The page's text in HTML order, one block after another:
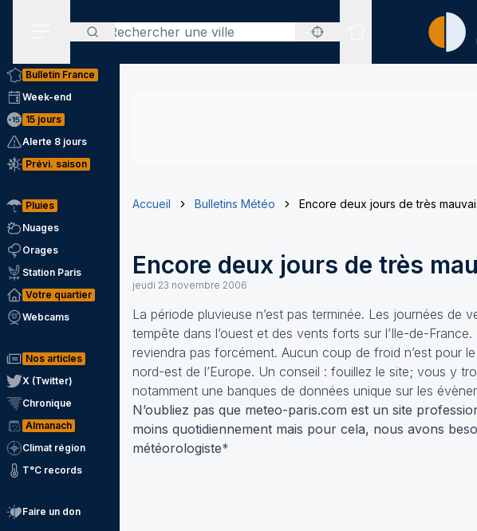
Rechercher
Sites expertisés
Bulletin France
Week-end
15 jours
Alerte 8 jours
Prévi. saison
Pluies
Nuages
Orages
Station Paris
Votre quartier
Webcams
Nos articles
X (Twitter)
Chronique
Almanach
Climat région
T°C records
Faire un don
Accueil Bulletins Météo Encore deux jours de très
Encore deux jours de très
jeudi 23 novembre 2006
La période pluvieuse n’est pas terminée. Les journées
tempête dans l’ouest et des vents forts sur l’Ile-de-
reviendra pas forcément. Aucun coup de froid n’est pour
nord-est de l’Europe. Un conseil : fouillez le site; vous y
notamment une banques de données unique sur les
N’oubliez pas que meteo-paris.com est un site
moins quotidiennement mais pour cela, nous avons
météorologiste*